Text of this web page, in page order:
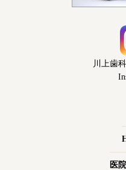
川上歯
医